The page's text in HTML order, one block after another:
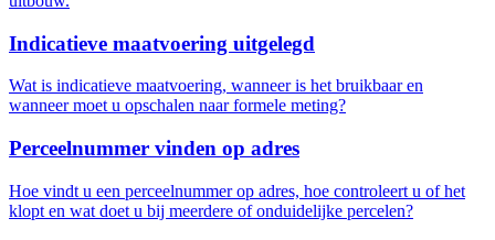
Indicatieve maatvoering uitgelegd
Wat is indicatieve maatvoering, wanneer is het bruikbaar en
wanneer moet u opschalen naar formele meting?
Perceelnummer vinden op adres
Hoe vindt u een perceelnummer op adres, hoe controleert u of het
klopt en wat doet u bij meerdere of onduidelijke percelen?